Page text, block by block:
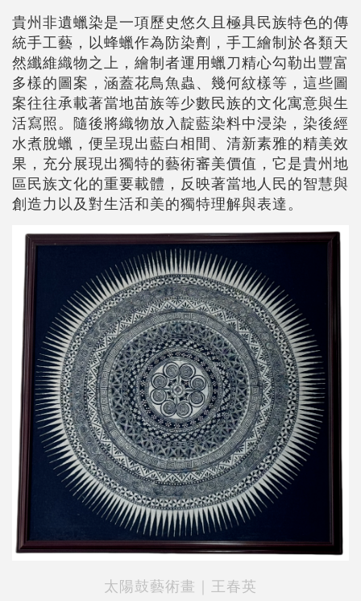
貴州非遺蠟染是一項歷史悠久且極具民族特色的傳
統手工藝，以蜂蠟作為防染劑，手工繪制於各類天
然纖維織物之上，繪制者運用蠟刀精心勾勒出豐富
多樣的圖案，涵蓋花鳥魚蟲、幾何紋樣等，這些圖
案往往承載著當地苗族等少數民族的文化寓意與生
活寫照。隨後將織物放入靛藍染料中浸染，染後經
水煮脫蠟，便呈現出藍白相間、清新素雅的精美效
果，充分展現出獨特的藝術審美價值，它是貴州地
區民族文化的重要載體，反映著當地人民的智慧與
創造力以及對生活和美的獨特理解與表達。
太陽鼓藝術畫｜王春英